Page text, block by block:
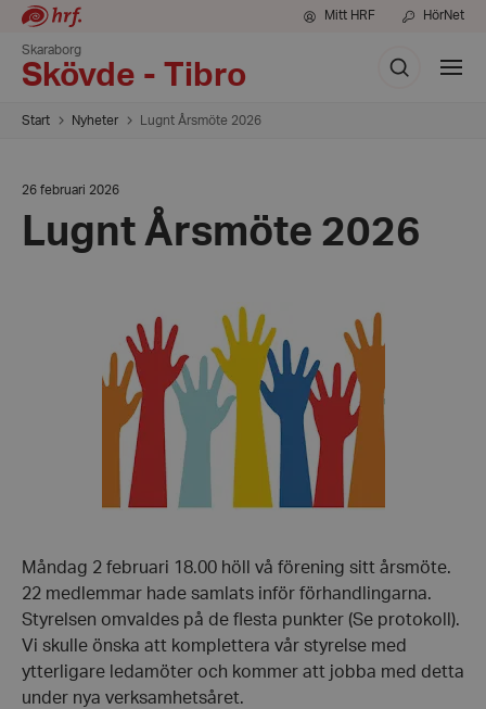
Mitt HRF HörNet
Skaraborg
Skövde - Tibro
Sök
Visa
meny
Start Nyheter Lugnt Årsmöte 2026
Datum:
februari
2026
26 februari 2026
Lugnt Årsmöte 2026
Måndag 2 februari 18.00 höll vå förening sitt årsmöte.
22 medlemmar hade samlats inför förhandlingarna.
Styrelsen omvaldes på de flesta punkter (Se protokoll).
Vi skulle önska att komplettera vår styrelse med
ytterligare ledamöter och kommer att jobba med detta
under nya verksamhetsåret.